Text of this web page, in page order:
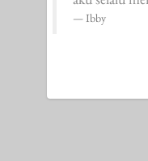
Ibby